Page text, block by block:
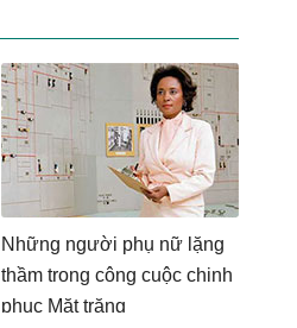
Những người phụ nữ lặng
thầm trong công cuộc chinh
phục Mặt trăng